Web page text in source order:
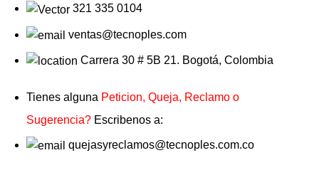
321 335 0104
ventas@tecnoples.com
Carrera 30 # 5B 21. Bogotá, Colombia
Tienes alguna Peticion, Queja, Reclamo o
Sugerencia? Escribenos a:
quejasyreclamos@tecnoples.com.co